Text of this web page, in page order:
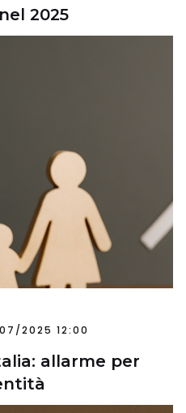
2025
2025 12:00
allarme per